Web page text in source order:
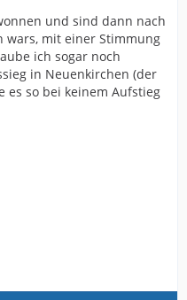
und sind dann nach
wars, mit einer Stimmung
ich sogar noch
in Neuenkirchen (der
es so bei keinem Aufstieg